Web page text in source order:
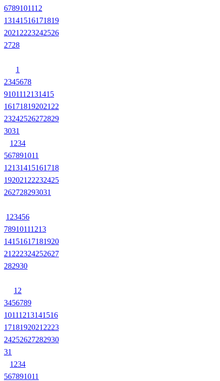
6789101112
13141516171819
2021 2223242526
2728
1
2345678
9101112131415
161718192021 22
23242526272829
3031
1 234
567891011
12131415161718
192021 22232425
262728293031
1 23456
78910111213
14151617181920
21 222324252627
282930
1 2
3456789
10111213141516
1718192021 2223
24252627282930
31
1 234
567891011